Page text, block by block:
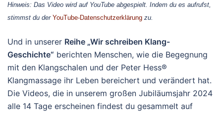
Hinweis: Das Video wird auf YouTube abgespielt. Indem du es aufrufst,
stimmst du der YouTube-Datenschutzerklärung zu.
Und in unserer Reihe „Wir schreiben Klang-
Geschichte“ berichten Menschen, wie die Begegnung
mit den Klangschalen und der Peter Hess®
Klangmassage ihr Leben bereichert und verändert hat.
Die Videos, die in unserem großen Jubiläumsjahr 2024
alle 14 Tage erscheinen findest du gesammelt auf